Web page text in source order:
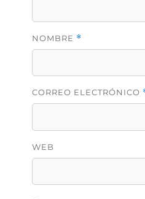
NOMBRE *
CORREO ELECTRÓNICO
WEB